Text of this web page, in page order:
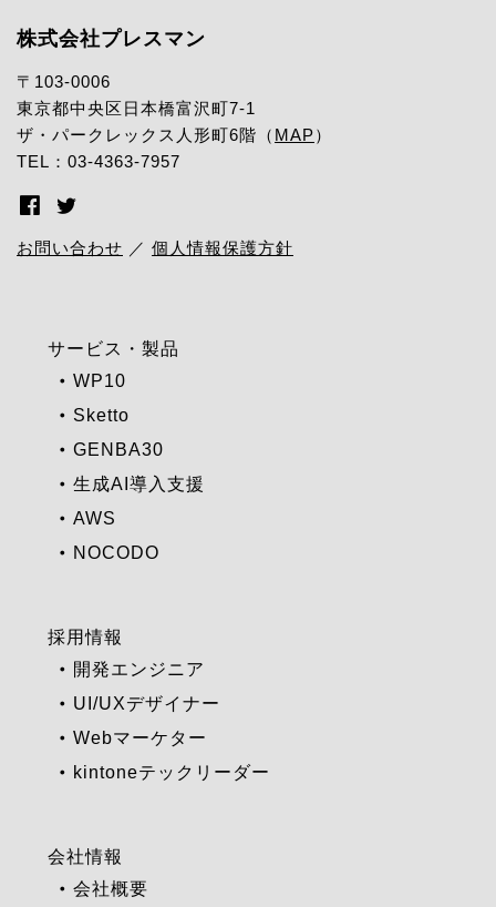
株式会社プレスマン
〒103-0006
東京都中央区日本橋富沢町7-1
ザ・パークレックス人形町6階（ MAP）
TEL：03-4363-7957
お問い合わせ ／ 個人情報保護方針
サービス・製品
WP10
Sketto
GENBA30
生成AI導入支援
AWS
NOCODO
採用情報
開発エンジニア
UI/UXデザイナー
Webマーケター
kintoneテックリーダー
会社情報
会社概要